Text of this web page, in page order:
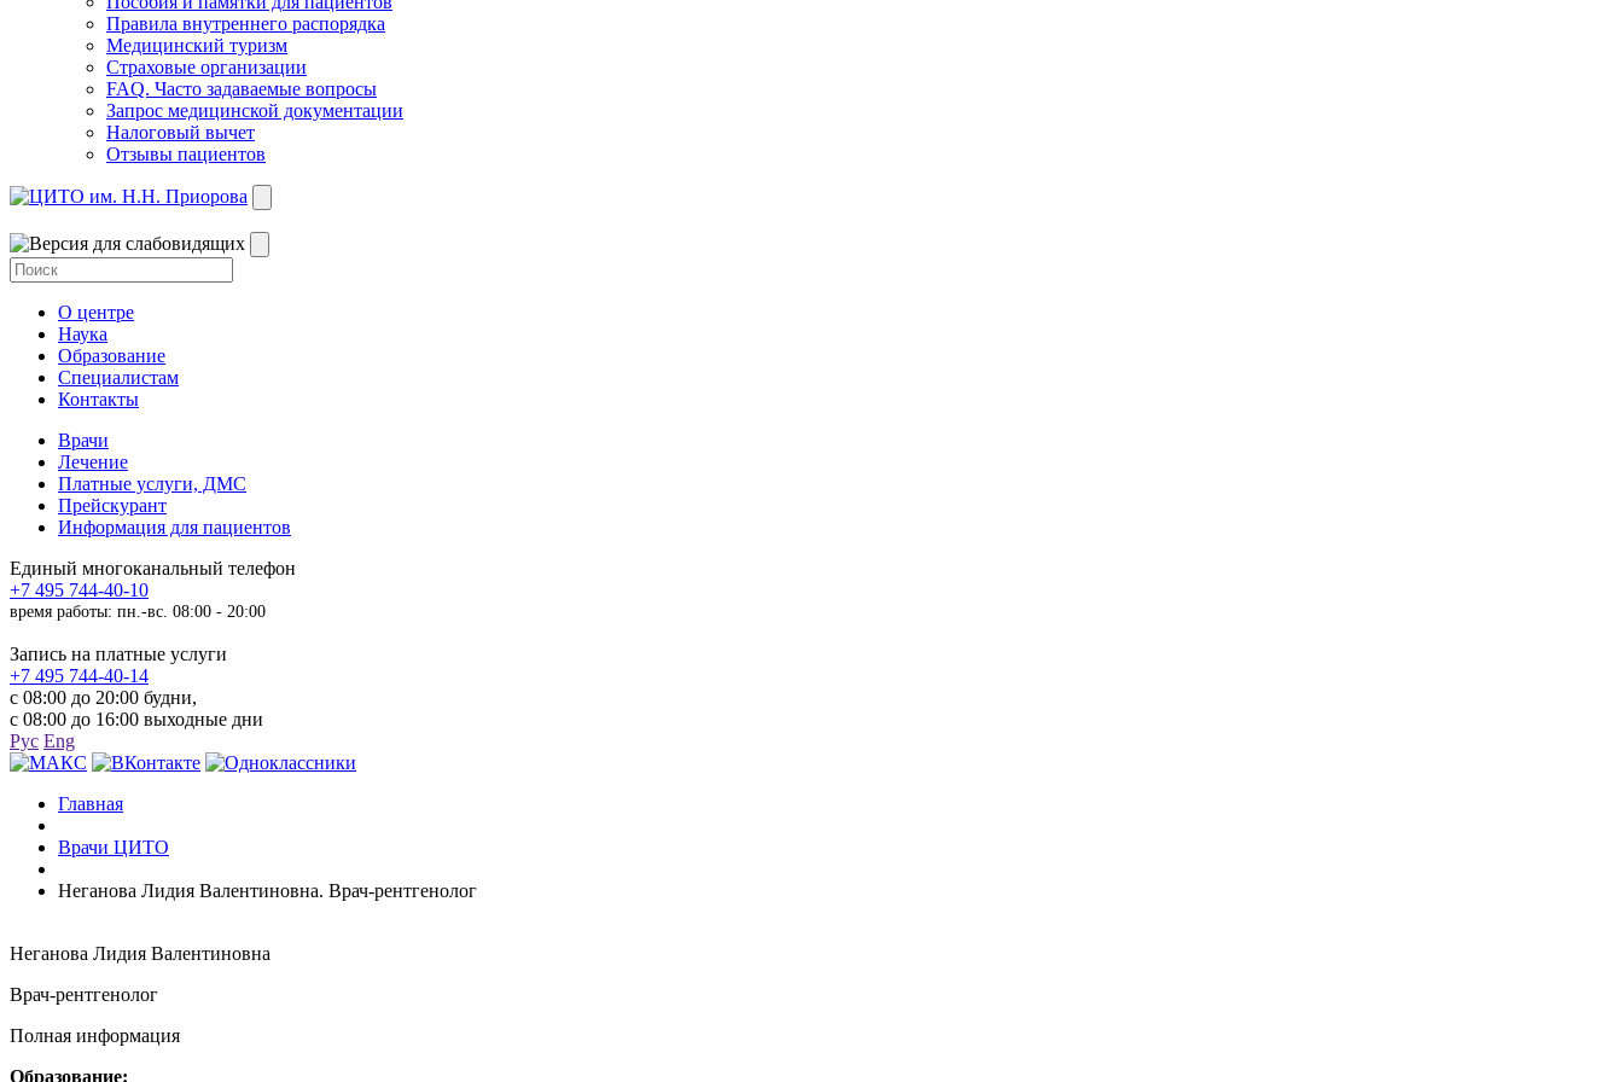
Правила внутреннего распорядка
Медицинский туризм
Страховые организации
FAQ. Часто задаваемые вопросы
Запрос медицинской документации
Налоговый вычет
Отзывы пациентов
О центре
Наука
Образование
Специалистам
Контакты
Врачи
Лечение
Платные услуги, ДМС
Прейскурант
Информация для пациентов
Единый многоканальный телефон
+7 495 744-40-10
время работы: пн.-вс. 08:00 - 20:00
Запись на платные услуги
+7 495 744-40-14
с 08:00 до 20:00 будни,
с 08:00 до 16:00 выходные дни
Рус Eng
Главная
Врачи ЦИТО
Неганова Лидия Валентиновна. Врач-рентгенолог
Неганова Лидия Валентиновна
Врач-рентгенолог
Полная информация
Образование: